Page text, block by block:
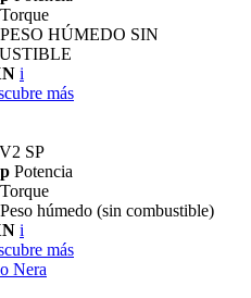
Torque
PESO HÚMEDO SIN
i
más
SP
Potencia
Torque
Peso húmedo (sin combustible)
i
más
Nera